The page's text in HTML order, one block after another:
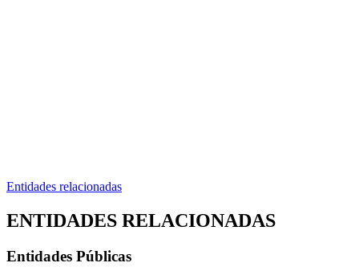
Entidades relacionadas
ENTIDADES RELACIONADAS
Entidades Públicas